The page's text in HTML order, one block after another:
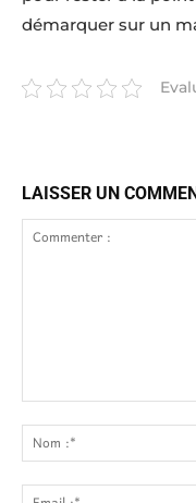
démarquer sur un
LAISSER UN
: